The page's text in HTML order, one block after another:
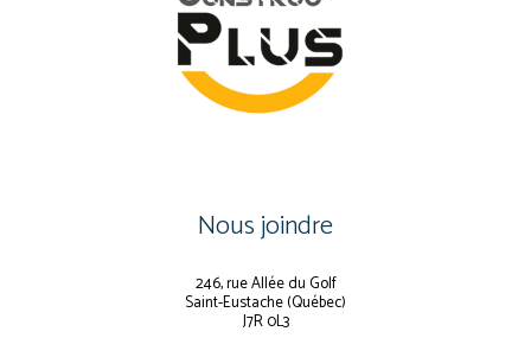
Nous joindre
246, rue Allée du Golf
Saint-Eustache (Québec)
J7R 0L3